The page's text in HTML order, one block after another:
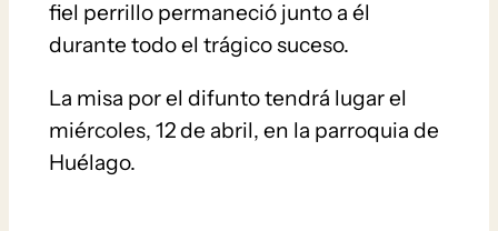
fiel perrillo permaneció junto a él
durante todo el trágico suceso.
La misa por el difunto tendrá lugar el
miércoles, 12 de abril, en la parroquia de
Huélago.